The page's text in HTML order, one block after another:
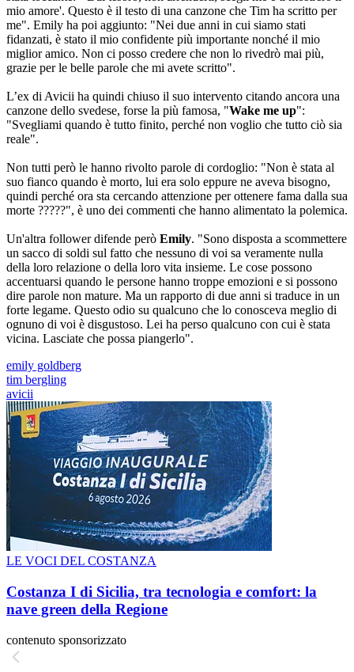
mio amore'. Questo è il testo di una canzone che Tim ha scritto per
me". Emily ha poi aggiunto: "Nei due anni in cui siamo stati
fidanzati, è stato il mio confidente più importante nonché il mio
miglior amico. Non ci posso credere che non lo rivedrò mai più,
grazie per le belle parole che mi avete scritto".
L’ex di Avicii ha quindi chiuso il suo intervento citando ancora una
canzone dello svedese, forse la più famosa, "Wake me up":
"Svegliami quando è tutto finito, perché non voglio che tutto ciò sia
reale".
Non tutti però le hanno rivolto parole di cordoglio: "Non è stata al
suo fianco quando è morto, lui era solo eppure ne aveva bisogno,
quindi perché ora sta cercando attenzione per ottenere fama dalla sua
morte ?????", è uno dei commenti che hanno alimentato la polemica.
Un'altra follower difende però Emily. "Sono disposta a scommettere
un sacco di soldi sul fatto che nessuno di voi sa veramente nulla
della loro relazione o della loro vita insieme. Le cose possono
accentuarsi quando le persone hanno troppe emozioni e si possono
dire parole non mature. Ma un rapporto di due anni si traduce in un
forte legame. Questo odio su qualcuno che lo conosceva meglio di
ognuno di voi è disgustoso. Lei ha perso qualcuno con cui è stata
vicina. Lasciate che possa piangerlo".
emily goldberg
tim bergling
avicii
LE VOCI DEL COSTANZA
Costanza I di Sicilia, tra tecnologia e comfort: la
nave green della Regione
contenuto sponsorizzato